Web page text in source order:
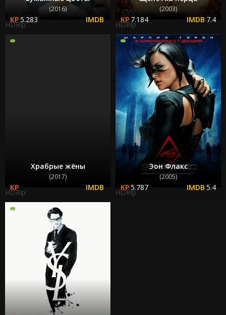
(2016)
5.283
HDRip
(2003)
7.184 7.4
HDRip
Храбрые жёны
(2017)
HDRip
Эон Флакс
(2005)
5.787 5.4
HDRip